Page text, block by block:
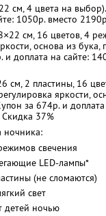
см, 4 цвета на
1050р. вместо
см, 16 цветов, 4
основа из бука,
и доплата на сайте:
см, 2 пластины, 16
яркости,
за 674р. и
Скидка 37%
ночника:
свечения
LED-лампы*
(не сломаются)
свет
детей ночью